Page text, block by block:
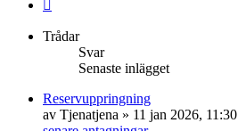
Trådar
Svar
Senaste inlägget
Reservuppringning
av Tjenatjena » 11 jan 2026, 11:30